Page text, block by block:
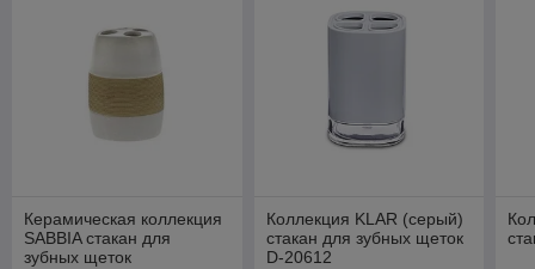
Керамическая коллекция
SABBIA стакан для
зубных щеток
Коллекция KLAR (серый)
стакан для зубных щеток
D-20612